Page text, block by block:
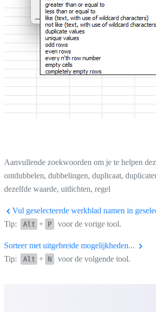
Aanvullende zoekwoorden om je te helpen
ontdubbelen, dubbelingen, duplicaat,
dezelfde waarde, uitlichten, regel
Vul geselecteerde werkblad namen in
Tip:
Alt + P voor de vorige tool.
Sorteer met uitgebreide mogelijkheden...
Tip:
Alt + N voor de volgende tool.